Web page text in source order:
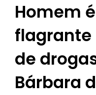
Homem
de
Bárbara